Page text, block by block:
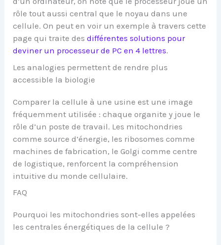
rôle tout aussi central que le noyau dans une
cellule. On peut en voir un exemple à travers cette
page qui traite desdifférentes solutions pour
deviner un processeur de PC en 4 lettres.
Les analogies permettent de rendre plus
accessible la biologie
Comparer la cellule à une usine est une image
fréquemment utilisée : chaque organite y joue le
rôle d’un poste de travail. Les mitochondries
comme source d’énergie, les ribosomes comme
machines de fabrication, le Golgi comme centre
de logistique, renforcent la compréhension
intuitive du monde cellulaire.
FAQ
Pourquoi les mitochondries sont-elles appelées
les centrales énergétiques de la cellule ?